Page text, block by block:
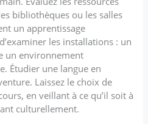
bibliothèques ou les salles
un apprentissage
les installations : un
un environnement
Étudier une langue en
Laissez le choix de
en veillant à ce qu’il soit à
culturellement.